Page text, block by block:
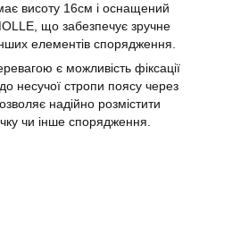
висоту 16см і оснащений
що забезпечує зручне
елементів спорядження.
є можливість фіксації
несучої стропи поясу через
надійно розмістити
чи інше спорядження.